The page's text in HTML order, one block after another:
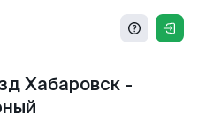
Хабаровск -